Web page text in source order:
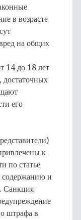
в возрасте
на общих
14 до 18 лет
достаточных
его
к
по статье
и
Санкция
штрафа в